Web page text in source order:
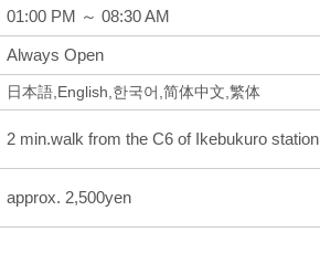
01:00 PM ～ 08:30 AM
Always Open
日本語,English,한국어,简体中文,繁体
2 min.walk from the C6 of Ikebukuro station
approx. 2,500yen